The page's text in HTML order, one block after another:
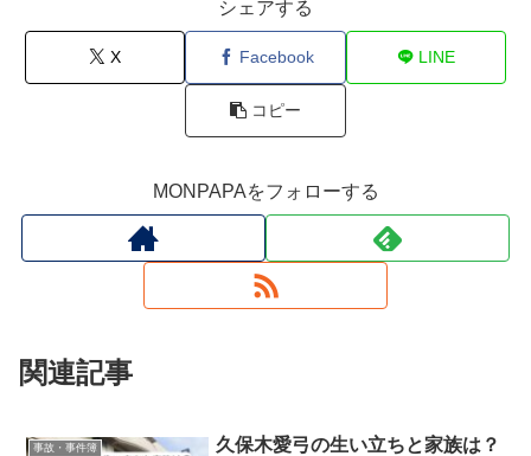
シェアする
X Facebook LINE
コピー
MONPAPAをフォローする
関連記事
事故・事件簿
久保木愛弓の生い立ちと家族は？